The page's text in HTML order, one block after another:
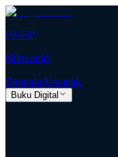
HKBP
hkbp.or.id
BerandaAlmanak
Buku Digital